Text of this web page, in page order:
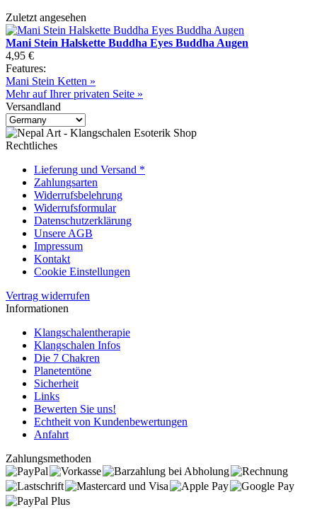
Zuletzt angesehen
Mani Stein Halskette Buddha Eyes Buddha Augen
4,95 €
Features:
Mani Stein Ketten »
Mehr auf Ihrer privaten Seite »
Versandland
Rechtliches
Lieferung und Versand *
Zahlungsarten
Widerrufsbelehrung
Widerrufsformular
Datenschutzerklärung
Unsere AGB
Impressum
Kontakt
Cookie Einstellungen
Vertrag widerrufen
Informationen
Klangschalentherapie
Klangschalen Infos
Die 7 Chakren
Planetentöne
Sicherheit
Links
Bewerten Sie uns!
Echtheit von Kundenbewertungen
Anfahrt
Zahlungsmethoden